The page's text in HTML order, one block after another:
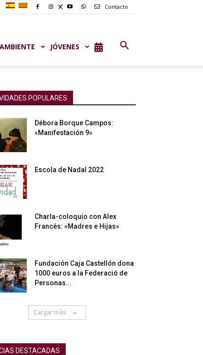
Contacto
JÓVENES
POPULARES
Débora Borque Campos:
«Manifestación 9»
Escola de Nadal 2022
Charla-coloquio con Alex
Francés: «Madres e Hijas»
Fundación Caja Castellón dona
1000 euros a la Federació de
Personas...
Cargar más
DESTACADAS